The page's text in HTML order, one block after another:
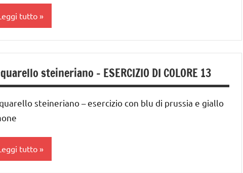
GLI
ETA'
GLI
tutto
steineriano – ESERCIZIO DI COLORE 13
steineriano – esercizio con blu di prussia e giallo
tutto